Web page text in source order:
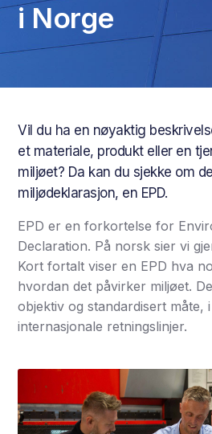
i Norge
Vil du ha en nøyaktig
et materiale, produkt eller en
miljøet? Da kan du sjekke om
miljødeklarasjon, en EPD.
EPD er en forkortelse for
Declaration. På norsk sier vi
Kort fortalt viser en EPD hva
hvordan det påvirker miljøet.
objektiv og standardisert måte,
internasjonale retningslinjer.